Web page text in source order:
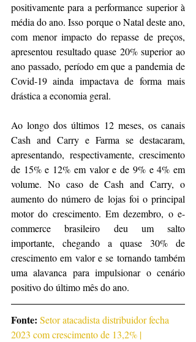
positivamente para a performance superior à
média do ano. Isso porque o Natal deste ano,
com menor impacto do repasse de preços,
apresentou resultado quase 20% superior ao
ano passado, período em que a pandemia de
Covid-19 ainda impactava de forma mais
drástica a economia geral.
Ao longo dos últimos 12 meses, os canais
Cash and Carry e Farma se destacaram,
apresentando, respectivamente, crescimento
de 15% e 12% em valor e de 9% e 4% em
volume. No caso de Cash and Carry, o
aumento do número de lojas foi o principal
motor do crescimento. Em dezembro, o e-
commerce brasileiro deu um salto
importante, chegando a quase 30% de
crescimento em valor e se tornando também
uma alavanca para impulsionar o cenário
positivo do último mês do ano.
Fonte: Setor atacadista distribuidor fecha
2023 com crescimento de 13,2% |